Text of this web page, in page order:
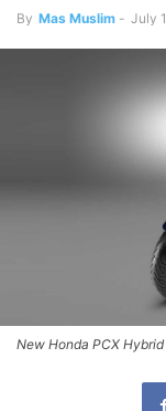
By Mas Muslim - July
New Honda PCX